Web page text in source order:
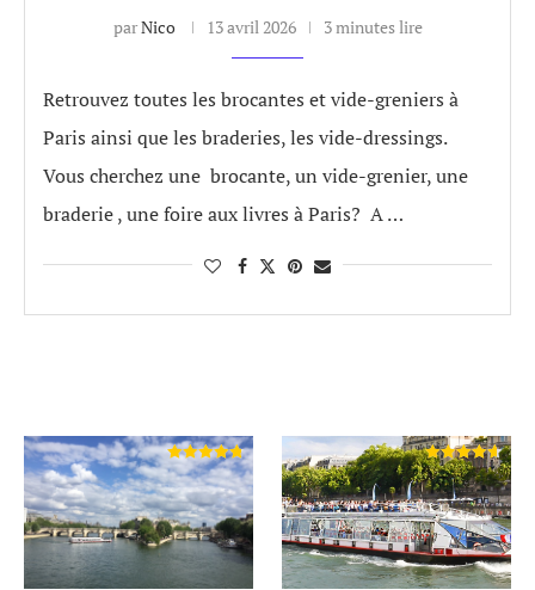
parNico 13 avril 2026 3 minutes lire
Retrouvez toutes les brocantes et vide-greniers à
Paris ainsi que les braderies, les vide-dressings.
Vous cherchez une brocante, un vide-grenier, une
braderie , une foire aux livres à Paris? A …